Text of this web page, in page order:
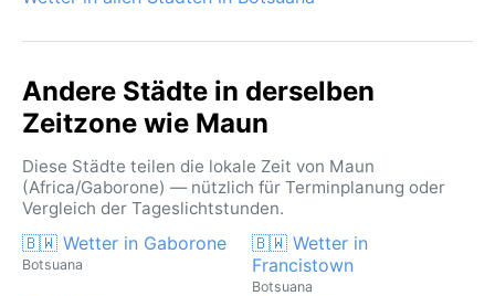
Andere Städte in derselben
Zeitzone wie Maun
Diese Städte teilen die lokale Zeit von Maun
(Africa/Gaborone) — nützlich für Terminplanung oder
Vergleich der Tageslichtstunden.
🇧🇼 Wetter in Gaborone
Botsuana
🇧🇼 Wetter in
Francistown
Botsuana